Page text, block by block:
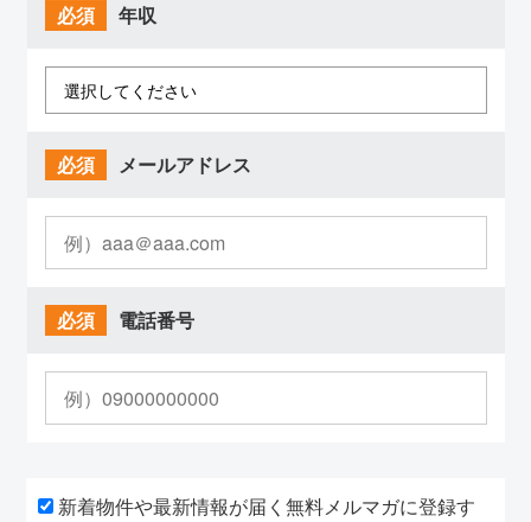
必須 年収
必須 メールアドレス
必須 電話番号
新着物件や最新情報が届く無料メルマガに登録す